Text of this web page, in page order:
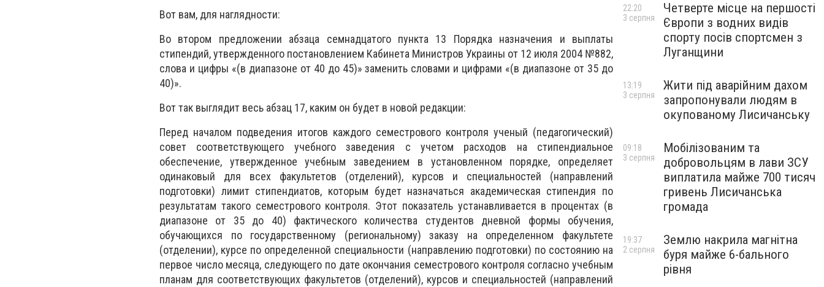
Вот вам, для наглядности:
Во втором предложении абзаца семнадцатого пункта 13 Порядка назначения и выплаты
стипендий, утвержденного постановлением Кабинета Министров Украины от 12 июля 2004 №882,
слова и цифры «(в диапазоне от 40 до 45)» заменить словами и цифрами «(в диапазоне от 35 до
40)».
Вот так выглядит весь абзац 17, каким он будет в новой редакции:
Перед началом подведения итогов каждого семестрового контроля ученый (педагогический)
совет соответствующего учебного заведения с учетом расходов на стипендиальное
обеспечение, утвержденное учебным заведением в установленном порядке, определяет
одинаковый для всех факультетов (отделений), курсов и специальностей (направлений
подготовки) лимит стипендиатов, которым будет назначаться академическая стипендия по
результатам такого семестрового контроля. Этот показатель устанавливается в процентах (в
диапазоне от 35 до 40) фактического количества студентов дневной формы обучения,
обучающихся по государственному (региональному) заказу на определенном факультете
(отделении), курсе по определенной специальности (направлению подготовки) по состоянию на
первое число месяца, следующего по дате окончания семестрового контроля согласно учебным
планам для соответствующих факультетов (отделений), курсов и специальностей (направлений
Четверте місце на першості
Європи з водних видів
спорту посів спортсмен з
Луганщини
22:20
3 серпня
Жити під аварійним дахом
запропонували людям в
окупованому Лисичанську
13:19
3 серпня
Мобілізованим та
добровольцям в лави ЗСУ
виплатила майже 700 тисяч
гривень Лисичанська
громада
09:18
3 серпня
Землю накрила магнітна
буря майже 6-бального
рівня
19:37
2 серпня